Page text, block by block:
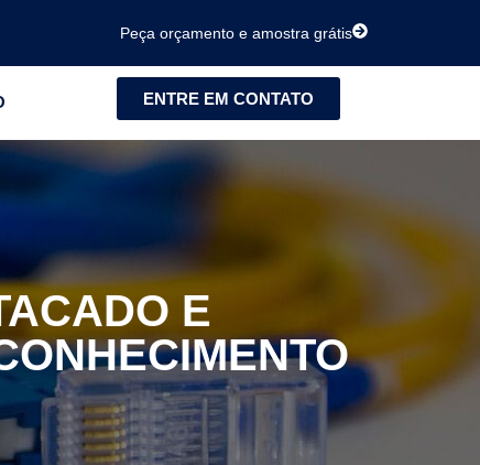
Peça orçamento e amostra grátis
ENTRE EM CONTATO
E